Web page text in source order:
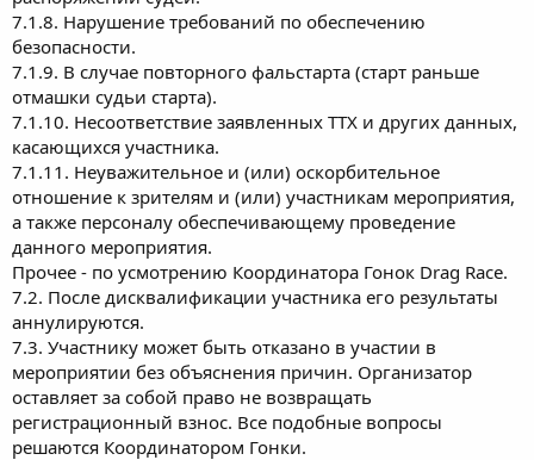
7.1.8. Нарушение требований по обеспечению
безопасности.
7.1.9. В случае повторного фальстарта (старт раньше
отмашки судьи старта).
7.1.10. Несоответствие заявленных ТТХ и других данных,
касающихся участника.
7.1.11. Неуважительное и (или) оскорбительное
отношение к зрителям и (или) участникам мероприятия,
а также персоналу обеспечивающему проведение
данного мероприятия.
Прочее - по усмотрению Координатора Гонок Drag Race.
7.2. После дисквалификации участника его результаты
аннулируются.
7.3. Участнику может быть отказано в участии в
мероприятии без объяснения причин. Организатор
оставляет за собой право не возвращать
регистрационный взнос. Все подобные вопросы
решаются Координатором Гонки.